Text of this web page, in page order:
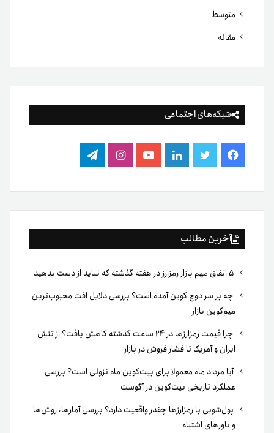
متوسط
مقاله
شبکه‌های اجتماعی
فیس
بوک
توییتر لینکدینیوتیوباینستاگرام
تلگرام
آخرین مطالب
چه بر سر دوج کوین آمده است؟ بررسی دلایل افت محبوب‌ترین
میم‌کوین بازار
چرا قیمت رمزارزها در ۲۴ ساعت گذشته کاهش یافت؟ از تنش
ایران و آمریکا تا فشار فروش در بازار
آیا مرداد ماه معمولا برای بیت‌کوین ماه نزولی است؟ بررسی
عملکرد تاریخی بیت‌کوین در آگوست
پول‌شویی با رمزارزها چقدر واقعیت دارد؟ بررسی آمارها، روش‌ها
و باورهای اشتباه